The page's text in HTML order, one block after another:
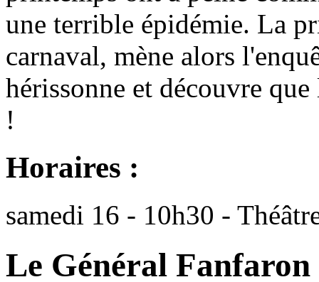
une terrible épidémie. La
carnaval, mène alors
hérissonne et découvre
!
Horaires :
samedi 16 - 10h30 -
Le Général